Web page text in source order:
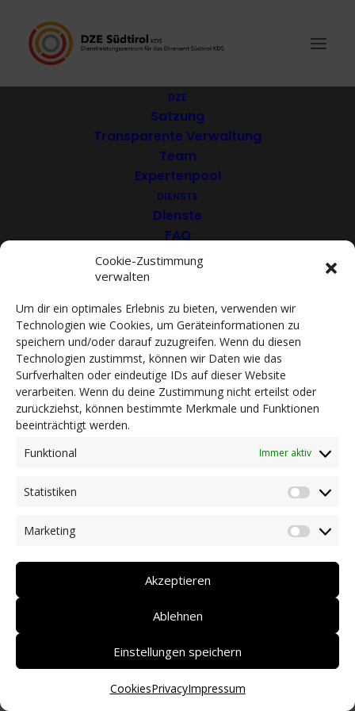
Cookie-Zustimmung
verwalten
Um dir ein optimales Erlebnis zu bieten, verwenden wir
Technologien wie Cookies, um Geräteinformationen zu
speichern und/oder darauf zuzugreifen. Wenn du diesen
Technologien zustimmst, können wir Daten wie das
Surfverhalten oder eindeutige IDs auf dieser Website
verarbeiten. Wenn du deine Zustimmung nicht erteilst oder
zurückziehst, können bestimmte Merkmale und Funktionen
beeinträchtigt werden.
Funktional
Immer aktiv
Statistiken
Marketing
Akzeptieren
Ablehnen
Einstellungen speichern
CookiesPrivacyImpressum
DZE
Satzung
Transparente Verwaltung
Team
Expertenpool
DIENSTE
Dienste
FAQ
Download
Mitglied werden
ACADEMY
VIDEOTHEK
NEWS
Dringlichkeitsmaßnahmen und aktuelle Informationen
Coronakrise: Hilfsangebote unserer Mitglieder
Initiativen unserer Mitglieder/Partner
DEUTSCH
Schützenkompanie St.